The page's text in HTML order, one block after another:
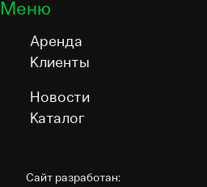
Меню
Аренда
Клиенты
Новости
Каталог
Сайт разработан: